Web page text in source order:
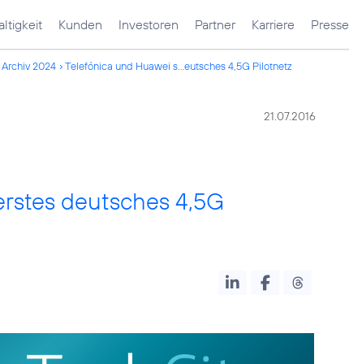
Kunden Investoren Partner Karriere Presse
Archiv 2024 Telefónica und Huawei s...eutsches 4,5G Pilotnetz
21.07.2016
deutsches 4,5G